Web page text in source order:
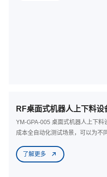
RF桌面式机器人上下料设
YM-GPA-005 桌面式机器人上下
成本全自动化测试场景，可以为不
可以实现灵活切线，是多品种、小
了解更多